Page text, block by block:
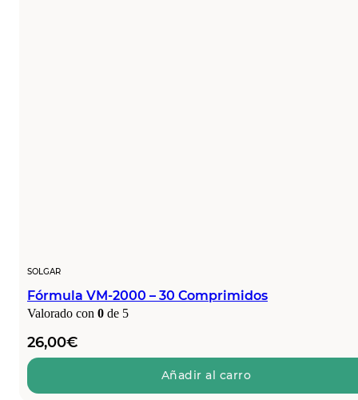
SOLGAR
Fórmula VM-2000 – 30 Comprimidos
Valorado con 0 de 5
26,00€
Añadir al carro